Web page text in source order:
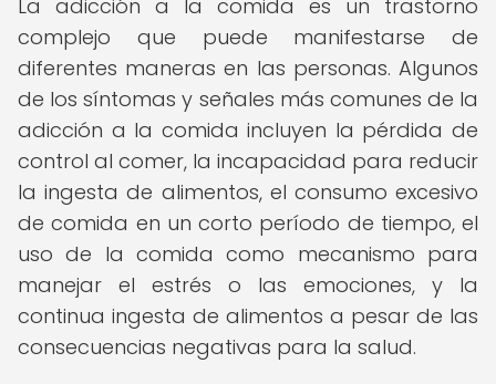
La adicción a la comida es un trastorno
complejo que puede manifestarse de
diferentes maneras en las personas. Algunos
de los síntomas y señales más comunes de la
adicción a la comida incluyen la pérdida de
control al comer, la incapacidad para reducir
la ingesta de alimentos, el consumo excesivo
de comida en un corto período de tiempo, el
uso de la comida como mecanismo para
manejar el estrés o las emociones, y la
continua ingesta de alimentos a pesar de las
consecuencias negativas para la salud.